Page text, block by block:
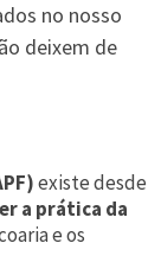
no nosso
deixem de
existe desde
a prática da
e os